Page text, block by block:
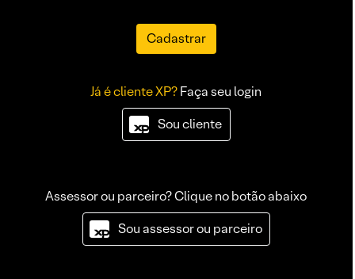
Cadastrar
Já é cliente XP?Faça seu login
Sou cliente
Assessor ou parceiro? Clique no botão abaixo
Sou assessor ou parceiro